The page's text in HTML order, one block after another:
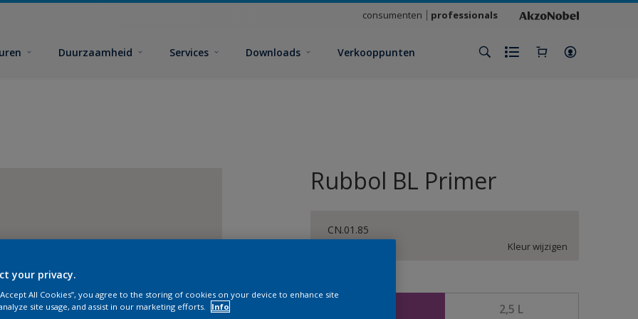
consumenten professionals
Duurzaamheid Services Downloads Verkooppunten
Rubbol BL Primer
CN.01.85
Kleur wijzigen
2,5 L
your privacy.
All Cookies”, you agree to the storing of cookies on your device to enhance site
site usage, and assist in our marketing efforts.
Info